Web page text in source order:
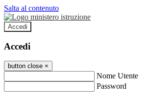
Salta al contenuto
Accedi
Accedi
button close ×
Nome Utente
Password